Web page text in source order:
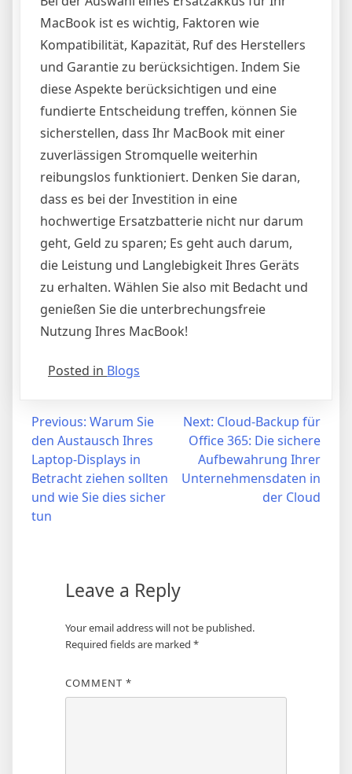
MacBook ist es wichtig, Faktoren wie
Kompatibilität, Kapazität, Ruf des Herstellers
und Garantie zu berücksichtigen. Indem Sie
diese Aspekte berücksichtigen und eine
fundierte Entscheidung treffen, können Sie
sicherstellen, dass Ihr MacBook mit einer
zuverlässigen Stromquelle weiterhin
reibungslos funktioniert. Denken Sie daran,
dass es bei der Investition in eine
hochwertige Ersatzbatterie nicht nur darum
geht, Geld zu sparen; Es geht auch darum,
die Leistung und Langlebigkeit Ihres Geräts
zu erhalten. Wählen Sie also mit Bedacht und
genießen Sie die unterbrechungsfreie
Nutzung Ihres MacBook!
Posted in Blogs
Post
navigation
Previous: Warum Sie
den Austausch Ihres
Laptop-Displays in
Betracht ziehen sollten
und wie Sie dies sicher
tun
Next: Cloud-Backup für
Office 365: Die sichere
Aufbewahrung Ihrer
Unternehmensdaten in
der Cloud
Leave a Reply
Your email address will not be published.
Required fields are marked *
COMMENT *